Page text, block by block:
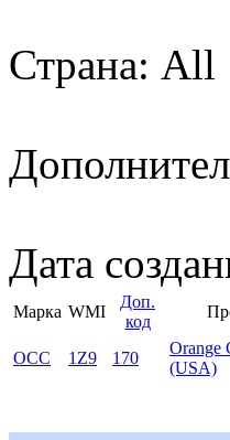
Страна: All
Дата
Марка WMI
Доп.
код
OCC 1Z9 170
Orange
(USA)